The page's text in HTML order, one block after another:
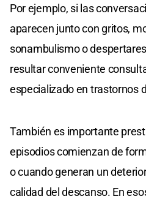
Por ejemplo, si las
aparecen junto con gritos,
sonambulismo o
resultar conveniente
especializado en trastornos
También es importante
episodios comienzan de
o cuando generan un
calidad del descanso. En